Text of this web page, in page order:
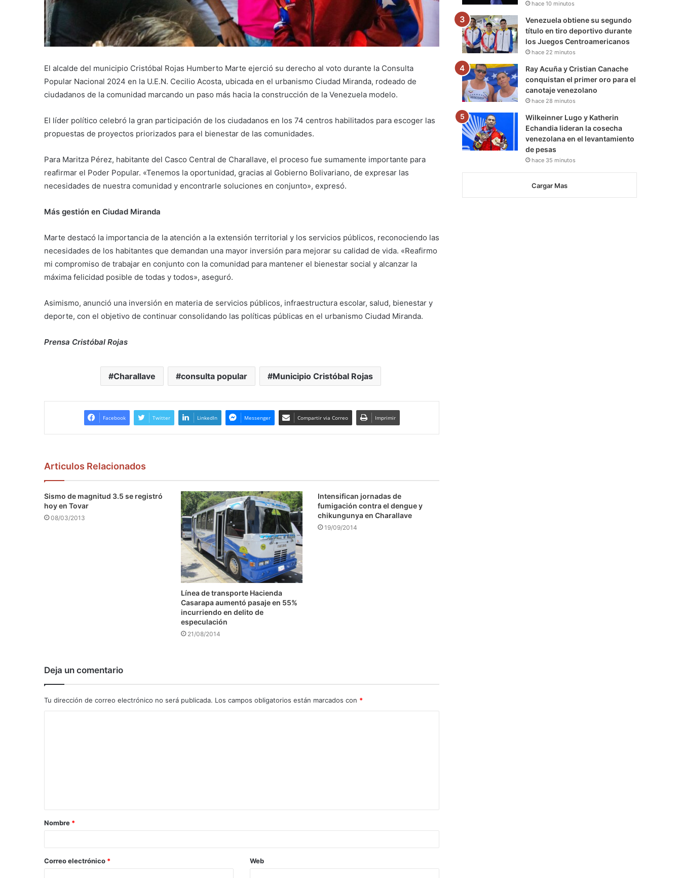
El alcalde del municipio Cristóbal Rojas Humberto Marte ejerció su derecho al voto durante la Consulta
Popular Nacional 2024 en la U.E.N. Cecilio Acosta, ubicada en el urbanismo Ciudad Miranda, rodeado de
ciudadanos de la comunidad marcando un paso más hacia la construcción de la Venezuela modelo.
El líder político celebró la gran participación de los ciudadanos en los 74 centros habilitados para escoger las
propuestas de proyectos priorizados para el bienestar de las comunidades.
Para Maritza Pérez, habitante del Casco Central de Charallave, el proceso fue sumamente importante para
reafirmar el Poder Popular. «Tenemos la oportunidad, gracias al Gobierno Bolivariano, de expresar las
necesidades de nuestra comunidad y encontrarle soluciones en conjunto», expresó.
Más gestión en Ciudad Miranda
Marte destacó la importancia de la atención a la extensión territorial y los servicios públicos, reconociendo las
necesidades de los habitantes que demandan una mayor inversión para mejorar su calidad de vida. «Reafirmo
mi compromiso de trabajar en conjunto con la comunidad para mantener el bienestar social y alcanzar la
máxima felicidad posible de todas y todos», aseguró.
Asimismo, anunció una inversión en materia de servicios públicos, infraestructura escolar, salud, bienestar y
deporte, con el objetivo de continuar consolidando las políticas públicas en el urbanismo Ciudad Miranda.
Prensa Cristóbal Rojas
Charallave consulta popular Municipio Cristóbal Rojas
Facebook Twitter LinkedIn Messenger Compartir via Correo Imprimir
Articulos Relacionados
Sismo de magnitud 3.5 se registró
hoy en Tovar
08/03/2013
Línea de transporte Hacienda
Casarapa aumentó pasaje en 55%
incurriendo en delito de
especulación
21/08/2014
Intensifican jornadas de
fumigación contra el dengue y
chikungunya en Charallave
19/09/2014
Deja un comentario
Tu dirección de correo electrónico no será publicada. Los campos obligatorios están marcados con *
a
r
*
Nombre *
Correo electrónico * Web
hace 10 minutos
Venezuela obtiene su segundo
título en tiro deportivo durante
los Juegos Centroamericanos
hace 22 minutos
Ray Acuña y Cristian Canache
conquistan el primer oro para el
canotaje venezolano
hace 28 minutos
Wilkeinner Lugo y Katherin
Echandia lideran la cosecha
venezolana en el levantamiento
de pesas
hace 35 minutos
Cargar Mas